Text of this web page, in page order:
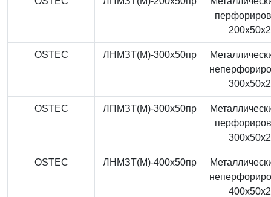
OSTEC ЛНМЗТ(М)-300x50пр
OSTEC ЛПМЗТ(М)-300x50пр
OSTEC ЛНМЗТ(М)-400x50пр